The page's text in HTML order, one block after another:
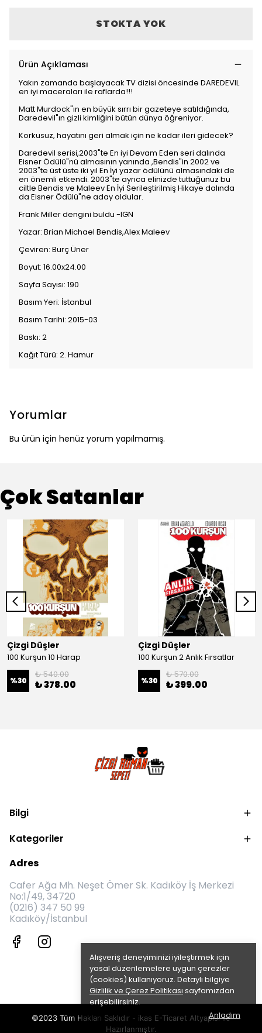
Alışveriş deneyiminizi iyileştirmek için
yasal düzenlemelere uygun çerezler
(cookies) kullanıyoruz. Detaylı bilgiye
Gizlilik ve Çerez Politikası sayfamızdan
erişebilirsiniz.
Anladım
STOKTA YOK
Ürün Açıklaması
Yakın zamanda başlayacak TV dizisi öncesinde DAREDEVIL
en iyi maceraları ile raflarda!!!
Matt Murdock"ın en büyük sırrı bir gazeteye satıldığında,
Daredevil"ın gizli kimliğini bütün dünya öğreniyor.
Korkusuz, hayatını geri almak için ne kadar ileri gidecek?
Daredevil serisi,2003"te En iyi Devam Eden seri dalında
Eisner Ödülü"nü almasının yanında ,Bendis"in 2002 ve
2003"te üst üste iki yıl En İyi yazar ödülünü almasındaki de
en önemli etkendi. 2003"te ayrıca elinizde tuttuğunuz bu
ciltle Bendis ve Maleev En İyi Serileştirilmiş Hikaye dalında
da Eisner Ödülü"ne aday oldular.
Frank Miller dengini buldu -IGN
Yazar: Brian Michael Bendis,Alex Maleev
Çeviren: Burç Üner
Boyut: 16.00x24.00
Sayfa Sayısı: 190
Basım Yeri: İstanbul
Basım Tarihi: 2015-03
Baskı: 2
Kağıt Türü: 2. Hamur
Yorumlar
Bu ürün için henüz yorum yapılmamış.
Çok Satanlar
Çizgi Düşler
100 Kurşun 10 Harap
%30
₺ 540.00
₺ 378.00
Çizgi Düşler
100 Kurşun 2 Anlık Fırsatlar
%30
₺ 570.00
₺ 399.00
Bilgi
Kategoriler
Adres
Cafer Ağa Mh. Neşet Ömer Sk. Kadıköy İş Merkezi
No:1/49, 34720
(0216) 347 50 99
Kadıköy/İstanbul
©2023 Tüm Hakları Saklıdır - ikas E-Ticaret Altyapısı ile
Hazırlanmıştır.